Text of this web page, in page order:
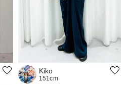
Kiko
151cm